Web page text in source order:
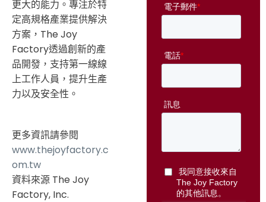
更大的能力。專注於特
定高規格產業提供解決
方案，The Joy
Factory透過創新的產
品開發，支持第一線線
上工作人員，提升生產
力以及安全性。
更多資訊請參閱
www.thejoyfactory.c
om.tw
資料來源 The Joy
Factory, Inc.